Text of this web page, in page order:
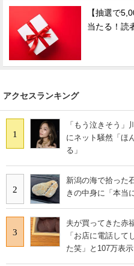
【抽選で
当たる！読
アクセスランキング
1
「もう泣きそう
にネット騒然「ほ
る」
2
新潟の海で拾っ
きの中身に「本当
3
夫が買ってきた
「お店に電話して
た笑」と107万表示